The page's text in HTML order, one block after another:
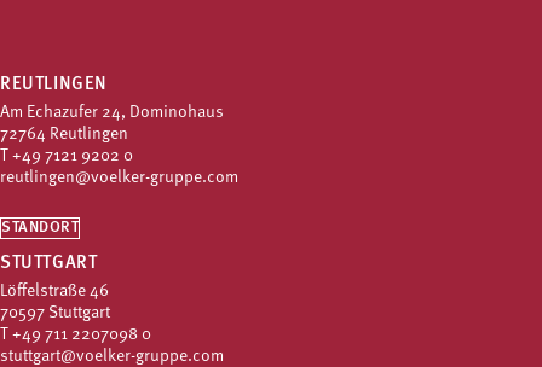
REUTLINGEN
Am Echazufer 24, Dominohaus
72764 Reutlingen
+49 7121 9202 0
reutlingen@voelker-gruppe.com
STANDORT
STUTTGART
Löffelstraße 46
70597 Stuttgart
+49 711 2207098 0
stuttgart@voelker-gruppe.com